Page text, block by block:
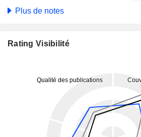
Plus de notes
Rating Visibilité